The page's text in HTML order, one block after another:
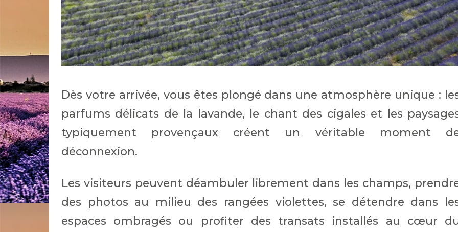
Dès votre arrivée, vous êtes plongé dans une atmosphère unique :
parfums délicats de la lavande, le chant des cigales et les
typiquement provençaux créent un véritable moment
déconnexion.
Les visiteurs peuvent déambuler librement dans les champs,
des photos au milieu des rangées violettes, se détendre dans
espaces ombragés ou profiter des transats installés au cœur